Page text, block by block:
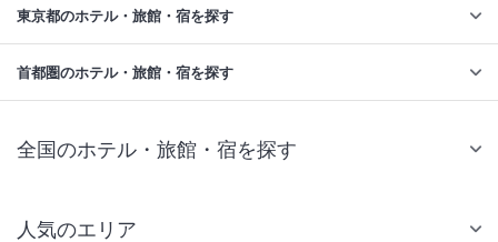
東京都のホテル・旅館・宿を探す
首都圏のホテル・旅館・宿を探す
全国のホテル・旅館・宿を探す
人気のエリア